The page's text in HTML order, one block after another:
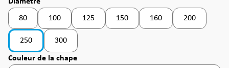
80
(Cette option n'est pas disponible pour le moment. )
100
(Cette option n'est pas disponible pour le moment. )
125 150
(Cette option n'est pas disponible
160 200
250 300
Sélectionnez
Couleur de la chape